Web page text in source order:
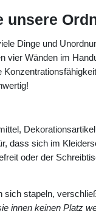
unsere
Dinge und
vier Wänden im
dass sich im
oder der
stapeln,
innen keinen Platz